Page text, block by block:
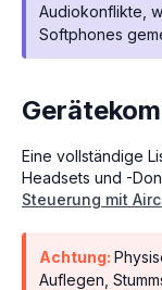
Audiokonflikte,
Softphones
Eine vollständige
Headsets und -
Steuerung mit
Achtung:
Auflegen,